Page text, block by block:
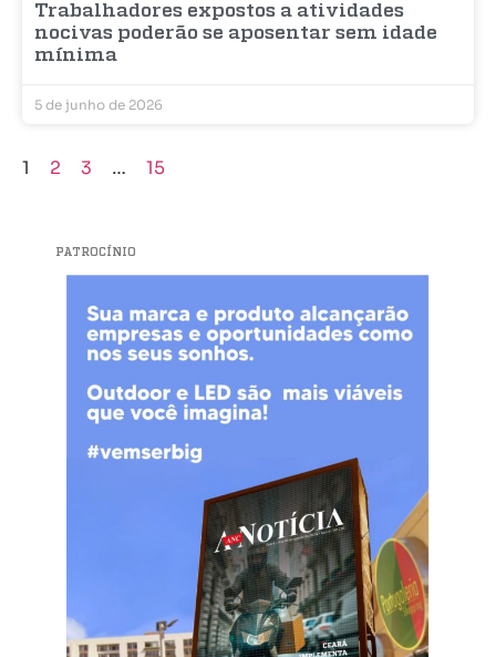
Trabalhadores expostos a atividades
nocivas poderão se aposentar sem idade
mínima
5 de junho de 2026
1 2 3 … 15
PATROCÍNIO